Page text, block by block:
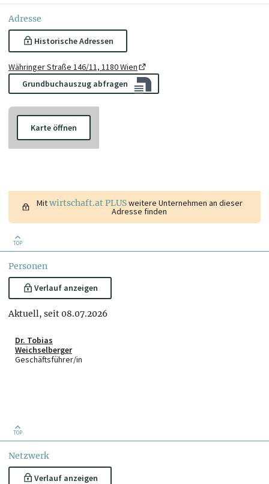
Adresse
Historische Adressen
Währinger Straße 146/11, 1180 Wien
Grundbuchauszug abfragen
Karte öffnen
Mitwirtschaft.at PLUSweitere Unternehmen an dieser
Adresse finden
TOP
Personen
Verlauf anzeigen
Aktuell, seit 08.07.2026
Dr. Tobias
Weichselberger
Geschäftsführer/in
TOP
Netzwerk
Verlauf anzeigen